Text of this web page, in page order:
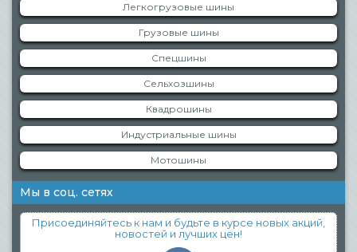
Легкогрузовые шины
Грузовые шины
Спецшины
Сельхозшины
Квадрошины
Индустриальные шины
Мотошины
Мы в соц. сетях
Присоединяйтесь к нам и будьте в курсе новых акций,
новостей и лучших цен!